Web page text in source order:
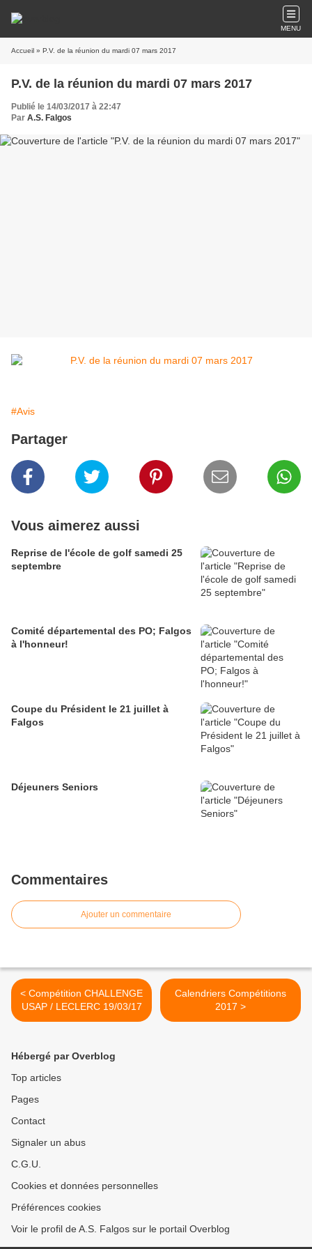
MENU
Accueil » P.V. de la réunion du mardi 07 mars 2017
P.V. de la réunion du mardi 07 mars 2017
Publié le 14/03/2017 à 22:47
Par A.S. Falgos
#Avis
Partager
Vous aimerez aussi
Reprise de l'école de golf samedi 25
septembre
Comité départemental des PO; Falgos
à l'honneur!
Coupe du Président le 21 juillet à
Falgos
Déjeuners Seniors
Commentaires
Ajouter un commentaire
< Compétition CHALLENGE
USAP / LECLERC 19/03/17
Calendriers Compétitions
2017 >
Hébergé par Overblog
Top articles
Pages
Contact
Signaler un abus
C.G.U.
Cookies et données personnelles
Préférences cookies
Voir le profil de A.S. Falgos sur le portail Overblog